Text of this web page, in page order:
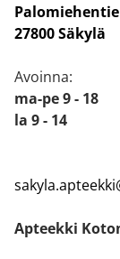
27800 Säkylä
Avoinna:
ma-pe 9 - 18
la 9 - 14
Apteekki